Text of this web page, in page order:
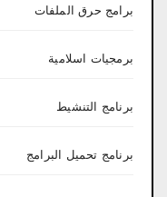
برامج حرق الملفات
برمجيات اسلامية
برنامج التنشيط
برنامج تحميل البرامج